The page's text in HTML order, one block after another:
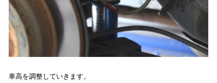
車高を調整していきます。